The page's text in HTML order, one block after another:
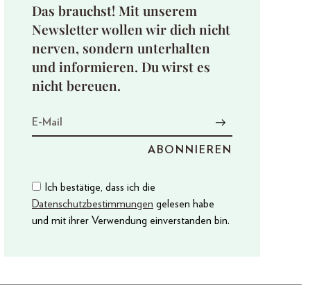
Das brauchst! Mit unserem
Newsletter wollen wir dich nicht
nerven, sondern unterhalten
und informieren. Du wirst es
nicht bereuen.
Ich bestätige, dass ich die
Datenschutzbestimmungen gelesen habe
und mit ihrer Verwendung einverstanden bin.